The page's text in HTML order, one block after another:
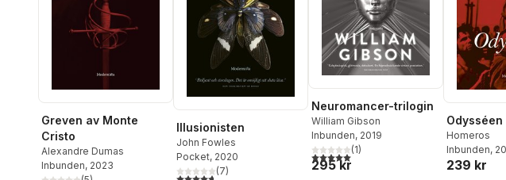
Greven av Monte
Cristo
Alexandre Dumas
Inbunden, 2023
Illusionisten
John Fowles
Pocket, 2020
4,7utav 5 stjärnor. Totalt antal röster:
(7)
Neuromancer-trilogin
William Gibson
Inbunden, 2019
5,0utav 5 stjärnor. Totalt antal röster:
(1)
295 kr
Odysséen
Homeros
Inbunden,
239 kr